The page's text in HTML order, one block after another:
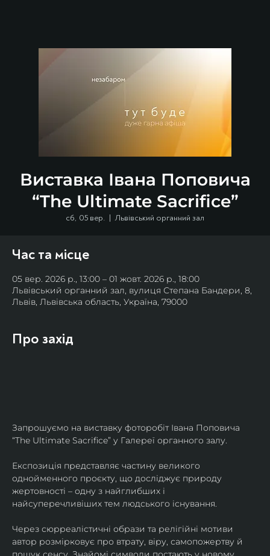
Виставка Івана Поповича
“The Ultimate Sacrifice”
сб, 05 вер.
  |
Львівський органний зал
Час та місце
05 вер. 2026 р., 13:00 – 01 жовт. 2026 р., 18:00
Львівський органний зал, вулиця Степана Бандери, 8,
Львів, Львівська область, Україна, 79000
Про захід
Запрошуємо на виставку фоторобіт Івана Поповича
“The Ultimate Sacrifice” у Галереї органного залу.
Експозиція представляє частину великого
однойменного проєкту, що досліджує природу
жертовності – одну з найглибших і
найсуперечливіших тем людського існування.
Через сюрреалістичні образи та релігійні мотиви
автор розмірковує про втрату, віру, самопожертву й